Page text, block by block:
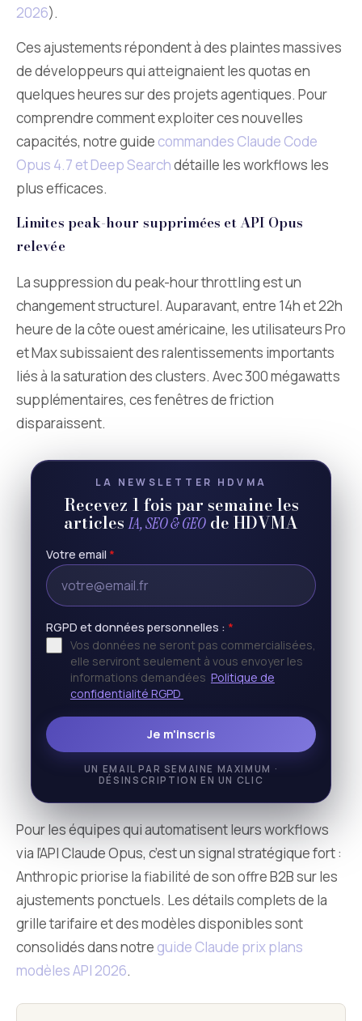
2026).
Ces ajustements répondent à des plaintes massives
de développeurs qui atteignaient les quotas en
quelques heures sur des projets agentiques. Pour
comprendre comment exploiter ces nouvelles
capacités, notre guide commandes Claude Code
Opus 4.7 et Deep Searchdétaille les workflows les
plus efficaces.
Limites peak-hour supprimées et API Opus
relevée
La suppression du peak-hour throttling est un
changement structurel. Auparavant, entre 14h et 22h
heure de la côte ouest américaine, les utilisateurs Pro
et Max subissaient des ralentissements importants
liés à la saturation des clusters. Avec 300 mégawatts
supplémentaires, ces fenêtres de friction
disparaissent.
LA NEWSLETTER HDVMA
Recevez 1 fois par semaine les
articlesIA, SEO & GEO de HDVMA
Votre email *
RGPD et données personnelles : *
Vos données ne seront pas commercialisées,
elle serviront seulement à vous envoyer les
informations demandées Politique de
confidentialité RGPD
Je m'inscris
UN EMAIL PAR SEMAINE MAXIMUM ·
DÉSINSCRIPTION EN UN CLIC
Pour les équipes qui automatisent leurs workflows
via l’API Claude Opus, c’est un signal stratégique fort :
Anthropic priorise la fiabilité de son offre B2B sur les
ajustements ponctuels. Les détails complets de la
grille tarifaire et des modèles disponibles sont
consolidés dans notre guide Claude prix plans
modèles API 2026.